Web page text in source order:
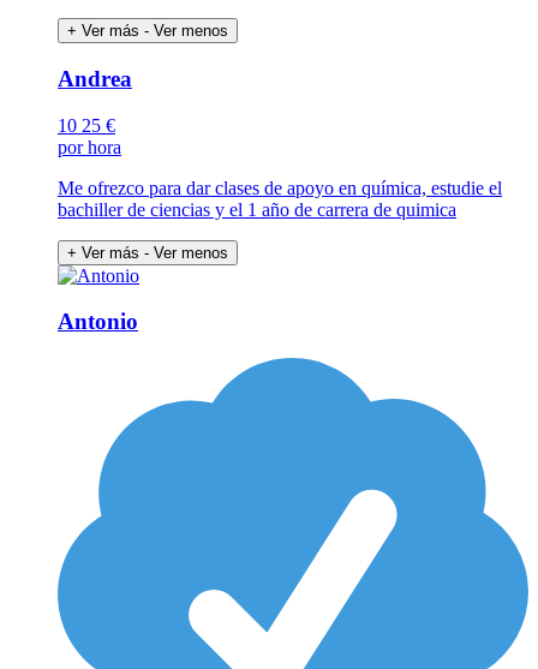
+ Ver más - Ver menos
Andrea
10 25 €
por hora
Me ofrezco para dar clases de apoyo en química, estudie el
bachiller de ciencias y el 1 año de carrera de quimica
+ Ver más - Ver menos
Antonio